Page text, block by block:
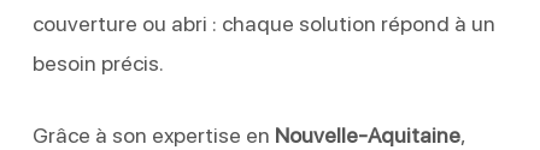
couverture ou abri : chaque solution répond à un
besoin précis.
Grâce à son expertise en Nouvelle-Aquitaine,